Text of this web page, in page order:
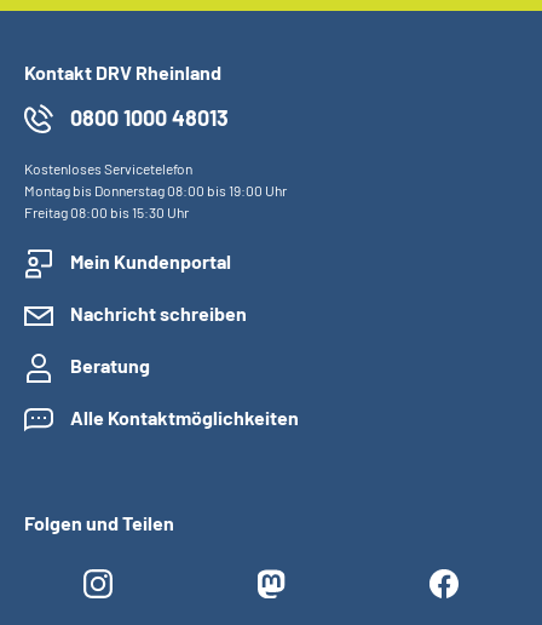
Kontakt DRV Rheinland
0800 1000 48013
Kostenloses Servicetelefon
Montag bis Donnerstag 08:00 bis 19:00 Uhr
Freitag 08:00 bis 15:30 Uhr
Mein Kundenportal
Nachricht schreiben
Beratung
Alle Kontaktmöglichkeiten
Folgen und Teilen